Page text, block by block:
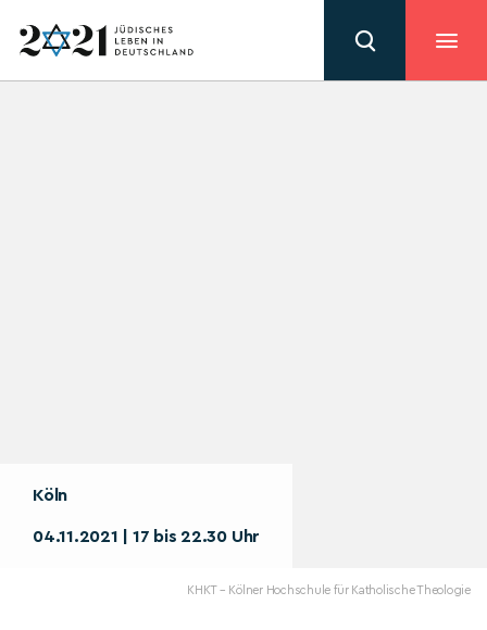
Köln
04.11.2021 | 17 bis 22.30 Uhr
KHKT – Kölner Hochschule für Katholische Theologie